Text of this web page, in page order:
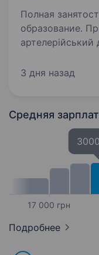
Полная
образование. Привіт! Ми — самохідний
артелерійський
ефективний
3 дня назад
Средняя
17 000 грн
Подробнее